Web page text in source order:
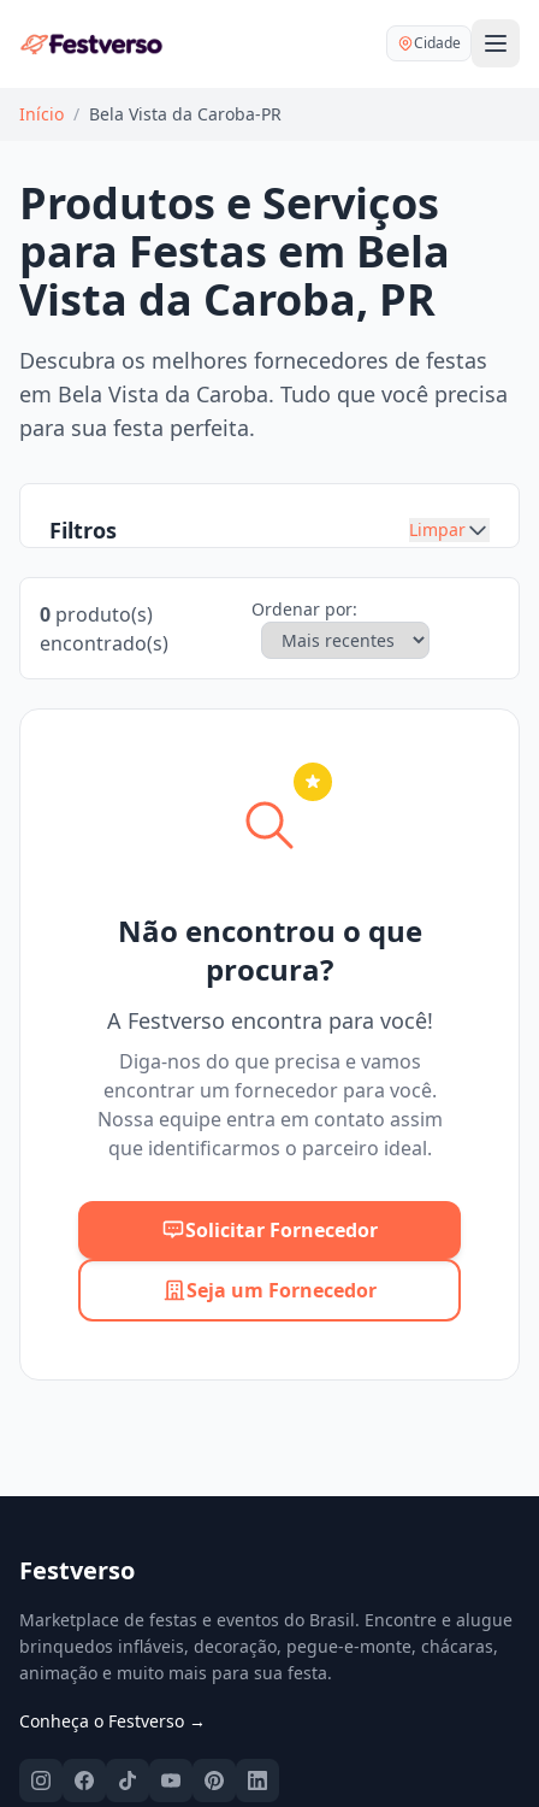
Cidade
Balões delivery
Decoração personalizada
Pegue e Monte
Festa na mesa
Mesas e cadeiras
Buffet
DJ
Início / Bela Vista da Caroba-PR
Produtos e Serviços
para Festas em Bela
Vista da Caroba, PR
Descubra os melhores fornecedores de festas
em Bela Vista da Caroba. Tudo que você precisa
para sua festa perfeita.
Filtros Limpar
Máximo
0 produto(s)
encontrado(s)
Ordenar por:
Não encontrou o que
procura?
A Festverso encontra para você!
Diga-nos do que precisa e vamos
encontrar um fornecedor para você.
Nossa equipe entra em contato assim
que identificarmos o parceiro ideal.
Solicitar Fornecedor
Seja um Fornecedor
Festverso
Marketplace de festas e eventos do Brasil. Encontre e alugue
brinquedos infláveis, decoração, pegue-e-monte, chácaras,
animação e muito mais para sua festa.
Conheça o Festverso →